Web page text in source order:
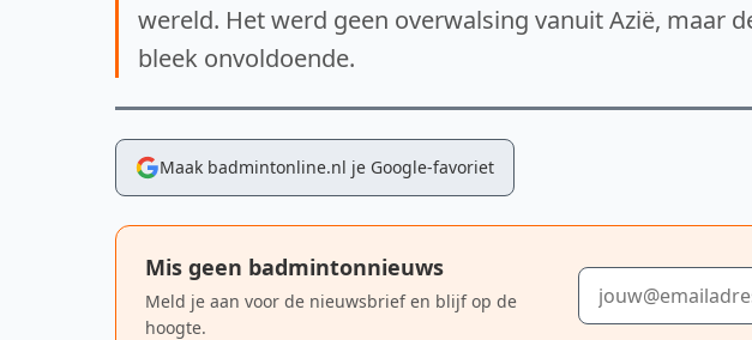
wereld. Het werd geen overwalsing vanuit Azië, maar
bleek onvoldoende.
Maak badmintonline.nl je Google-favoriet
Mis geen badmintonnieuws
Meld je aan voor de nieuwsbrief en blijf op de
hoogte.
E-mailadres